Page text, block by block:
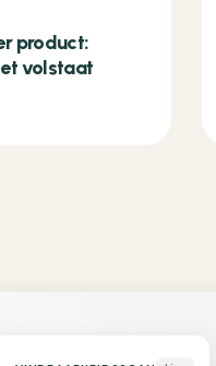
product:
volstaat